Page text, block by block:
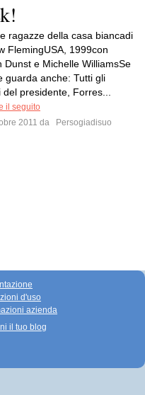
ragazze della casa biancadi
FlemingUSA, 1999con
Dunst e Michelle WilliamsSe
guarda anche: Tutti gli
del presidente, Forres...
il seguito
2011 da
Persogiadisuo
d'uso
azienda
il tuo blog